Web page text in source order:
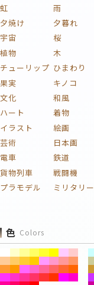
虹
雨
夕焼け
夕暮れ
宇宙
桜
植物
木
チューリップ ひまわり
果実
キノコ
文化
和風
ハート
着物
イラスト
絵画
芸術
日本画
電車
鉄道
貨物列車
戦闘機
プラモデル
ミリタリー
色 Colors